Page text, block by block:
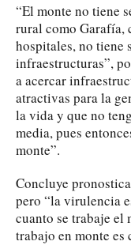
“El monte no tiene
rural como Garafía,
hospitales, no tiene
infraestructuras”,
a acercar
atractivas para la
la vida y que no
media, pues
monte”.
Concluye
pero “la virulencia
cuanto se trabaje el
trabajo en monte es